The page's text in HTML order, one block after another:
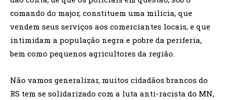
comando do major, constituem uma milícia, que
vendem seus serviços aos comerciantes locais, e que
intimidam a população negra e pobre da periferia,
bem como pequenos agricultores da região.
Não vamos generalizar, muitos cidadãos brancos do
RS tem se solidarizado com a luta anti-racista do MN,